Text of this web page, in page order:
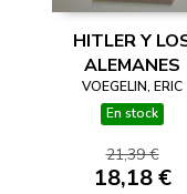
HITLER Y
ALEMANES
VOEGELIN, ERIC
En stock
21,39 €
18,18 €